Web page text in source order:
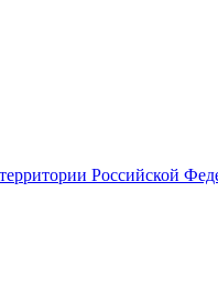
Российской